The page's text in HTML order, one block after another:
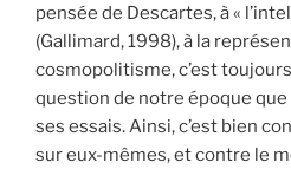
pensée de Descartes, à «
(Gallimard, 1998), à la
cosmopolitisme, c’est
question de notre époque
ses essais. Ainsi, c’est bien
sur eux-mêmes, et contre le